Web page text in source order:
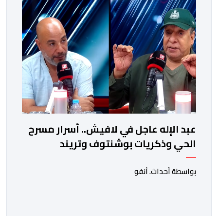
عبد الإله عاجل في لافيش.. أسرار مسرح
الحي وذكريات بوشنتوف وتريند
"الشارجان عيسى" في كأس العالم
بواسطة أحداث. أنفو